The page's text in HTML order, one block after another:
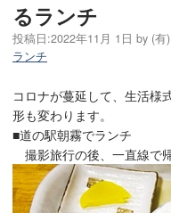
るランチ
投稿日:2022年11月 1日 by (有
ランチ
コロナが蔓延して、生活様
形も変わります。
■道の駅朝霧でランチ
撮影旅行の後、一直線で